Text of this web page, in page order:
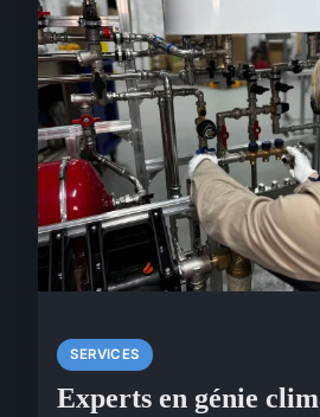
SERVICES
Experts en génie